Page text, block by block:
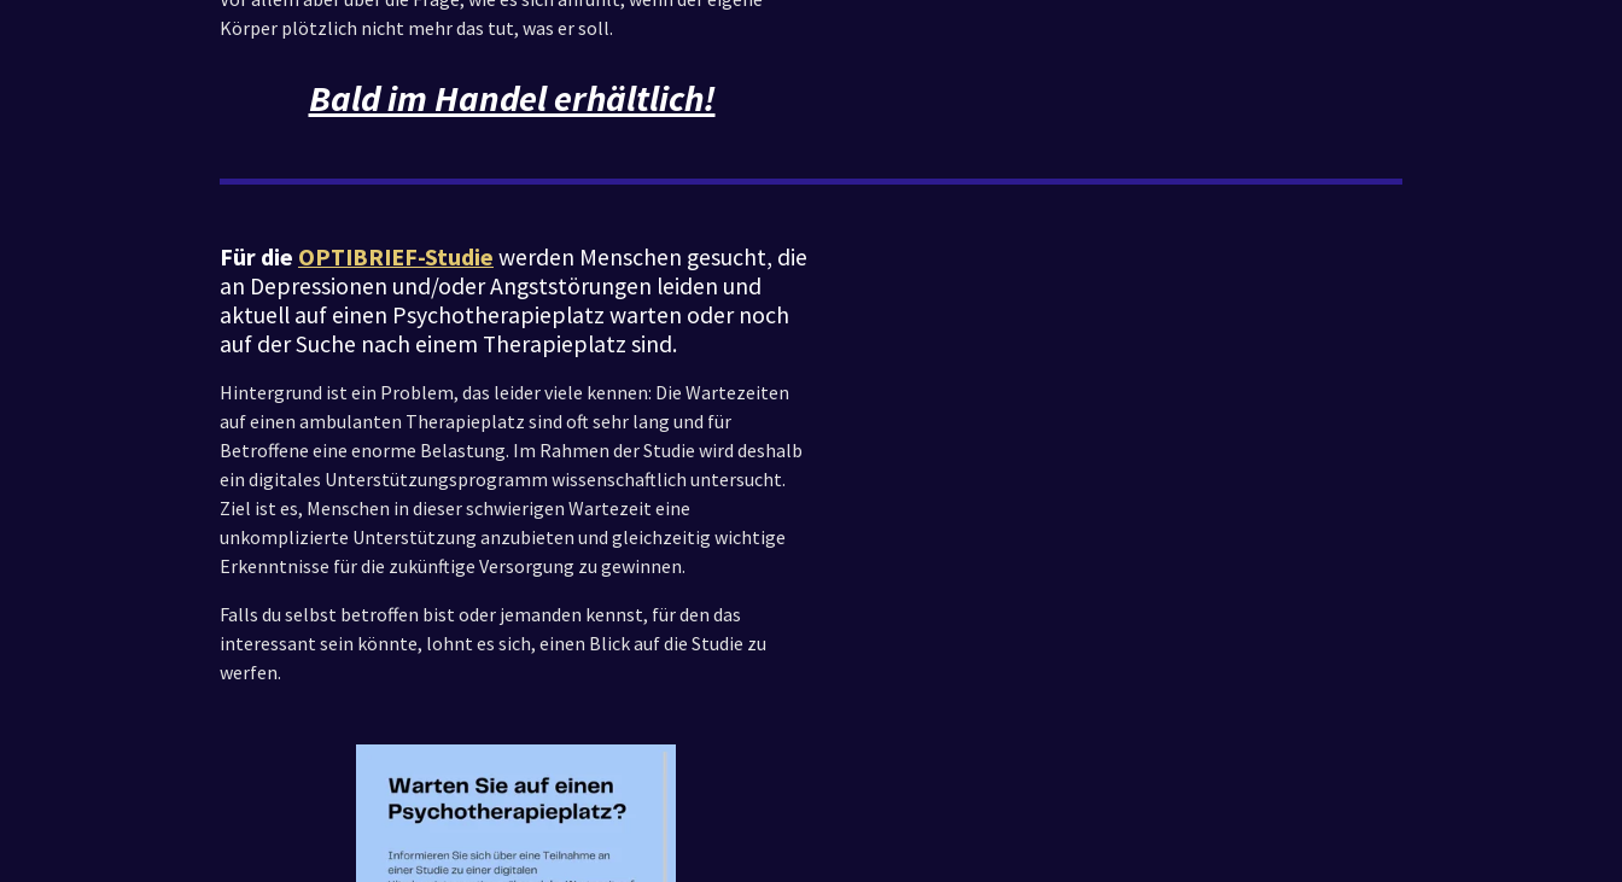
Körper plötzlich nicht mehr das tut, was er soll.
Bald im Handel erhältlich!
Für die OPTIBRIEF-Studie werden Menschen gesucht, die
an Depressionen und/oder Angststörungen leiden und
aktuell auf einen Psychotherapieplatz warten oder noch
auf der Suche nach einem Therapieplatz sind.
Hintergrund ist ein Problem, das leider viele kennen: Die Wartezeiten
auf einen ambulanten Therapieplatz sind oft sehr lang und für
Betroffene eine enorme Belastung. Im Rahmen der Studie wird deshalb
ein digitales Unterstützungsprogramm wissenschaftlich untersucht.
Ziel ist es, Menschen in dieser schwierigen Wartezeit eine
unkomplizierte Unterstützung anzubieten und gleichzeitig wichtige
Erkenntnisse für die zukünftige Versorgung zu gewinnen.
Falls du selbst betroffen bist oder jemanden kennst, für den das
interessant sein könnte, lohnt es sich, einen Blick auf die Studie zu
werfen.